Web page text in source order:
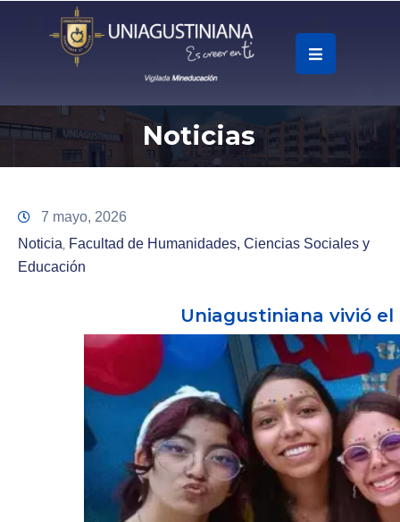
Accesos
Universidad
Noticias
7 mayo, 2026
Noticia‚ Facultad de Humanidades, Ciencias Sociales y
Educación
Uniagustiniana vivió